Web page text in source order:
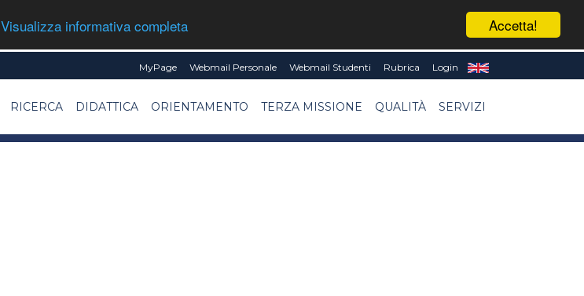
Accetta!
Visualizza informativa completa
MyPage Webmail Personale Webmail Studenti Rubrica Login
RICERCA DIDATTICA ORIENTAMENTO TERZA MISSIONE QUALITÀ SERVIZI